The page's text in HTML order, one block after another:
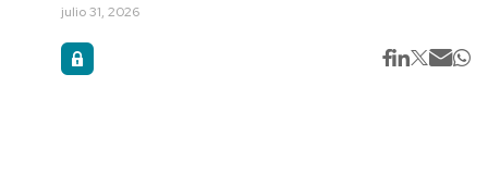
julio 31, 2026